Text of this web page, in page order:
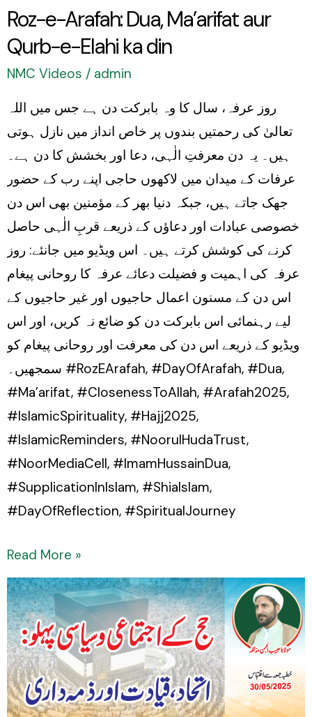
Roz-e-Arafah: Dua, Ma’arifat aur
Qurb-e-Elahi ka din
NMC Videos / admin
روز عرفہ، سال کا وہ بابرکت دن ہے جس میں اللہ
تعالیٰ کی رحمتیں بندوں پر خاص انداز میں نازل ہوتی
ہیں۔ یہ دن معرفتِ الٰہی، دعا اور بخشش کا دن ہے۔
عرفات کے میدان میں لاکھوں حاجی اپنے رب کے حضور
جھک جاتے ہیں، جبکہ دنیا بھر کے مؤمنین بھی اس دن
خصوصی عبادات اور دعاؤں کے ذریعے قربِ الٰہی حاصل
کرنے کی کوشش کرتے ہیں۔ اس ویڈیو میں جانئے: روز
عرفہ کی اہمیت و فضیلت دعائے عرفہ کا روحانی پیغام
اس دن کے مسنون اعمال حاجیوں اور غیر حاجیوں کے
لیے رہنمائی اس بابرکت دن کو ضائع نہ کریں، اور اس
ویڈیو کے ذریعے اس دن کی معرفت اور روحانی پیغام کو
سمجھیں۔ #RozEArafah, #DayOfArafah, #Dua,
#Ma’arifat, #ClosenessToAllah, #Arafah2025,
#IslamicSpirituality, #Hajj2025,
#IslamicReminders, #NoorulHudaTrust,
#NoorMediaCell, #ImamHussainDua,
#SupplicationInIslam, #ShiaIslam,
#DayOfReflection, #SpiritualJourney
Elahi
ka
din
Read More »
Hajj
ke
Ijtimai
aur
Siyasi
Pehlu: